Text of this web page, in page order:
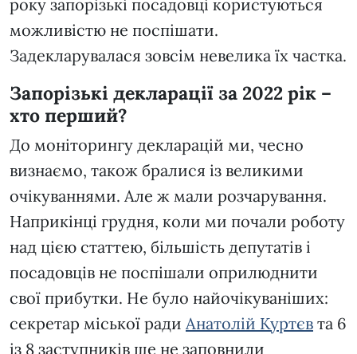
року запорізькі посадовці користуються
можливістю не поспішати.
Задекларувалася зовсім невелика їх частка.
Запорізькі декларації за 2022 рік –
хто перший?
До моніторингу декларацій ми, чесно
визнаємо, також бралися із великими
очікуваннями. Але ж мали розчарування.
Наприкінці грудня, коли ми почали роботу
над цією статтею, більшість депутатів і
посадовців не поспішали оприлюднити
свої прибутки. Не було найочікуваніших:
секретар міської ради Анатолій Куртєв та 6
із 8 заступників ще не заповнили